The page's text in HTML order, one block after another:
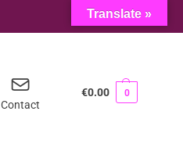
Contact
€0.00 0
Translate »